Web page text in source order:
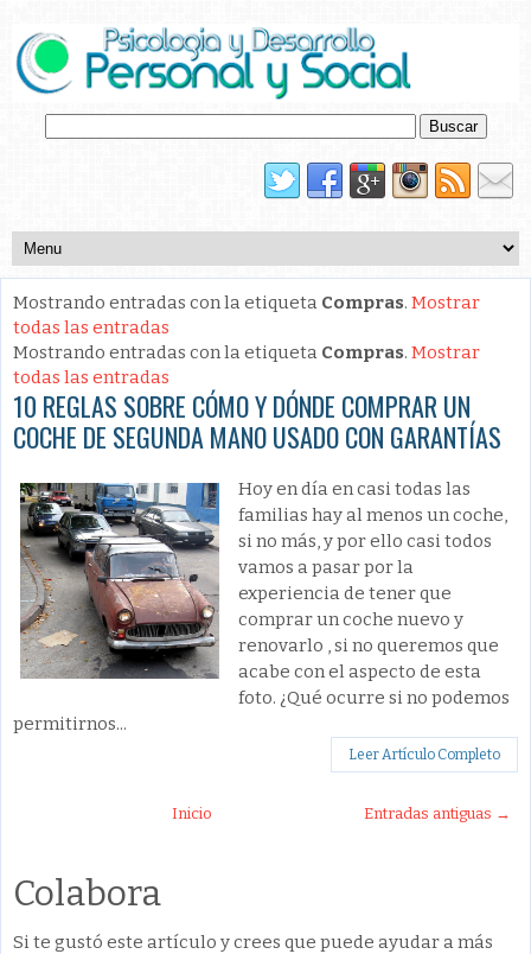
Mostrando entradas con la etiqueta Compras. Mostrar
todas las entradas
Mostrando entradas con la etiqueta Compras. Mostrar
todas las entradas
10 REGLAS SOBRE CÓMO Y DÓNDE COMPRAR UN
COCHE DE SEGUNDA MANO USADO CON GARANTÍAS
Hoy en día en casi todas las
familias hay al menos un coche,
si no más, y por ello casi todos
vamos a pasar por la
experiencia de tener que
comprar un coche nuevo y
renovarlo , si no queremos que
acabe con el aspecto de esta
foto. ¿Qué ocurre si no podemos
permitirnos...
Leer Artículo Completo
Entradas antiguas →
Inicio
Colabora
Si te gustó este artículo y crees que puede ayudar a más